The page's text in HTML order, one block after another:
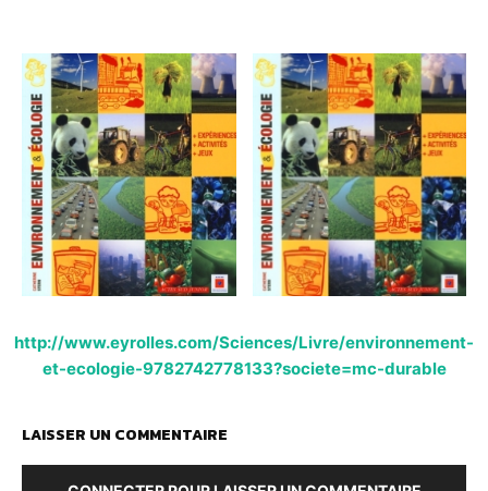
http://www.eyrolles.com/Sciences/Livre/environnement-
et-ecologie-9782742778133?societe=mc-durable
LAISSER UN COMMENTAIRE